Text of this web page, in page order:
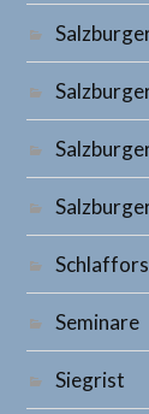
Seminare
Siegrist